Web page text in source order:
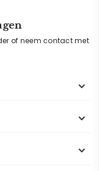
of neem contact met